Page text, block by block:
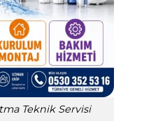
Teknik Servisi